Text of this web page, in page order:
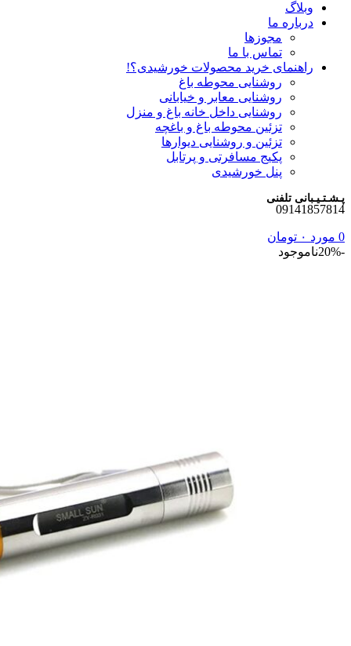
وبلاگ
درباره ما
مجوزها
تماس با ما
راهنمای خرید محصولات خورشیدی؟!
روشنایی محوطه باغ
روشنایی معابر و خیابانی
روشنایی داخل خانه باغ و منزل
تزئین محوطه باغ و باغچه
تزئین و روشنایی دیوارها
پکیج مسافرتی و پرتابل
پنل خورشیدی
پـشـتـیـبانی تلفنی
09141857814
0 مورد ۰ تومان
-20%
ناموجود